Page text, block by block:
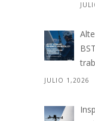
JULIO 1,2026